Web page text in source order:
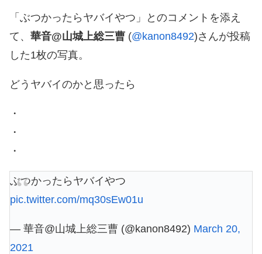
「ぶつかったらヤバイやつ」とのコメントを添え
て、 華音@山城上総三曹 (@kanon8492)さんが投稿
した1枚の写真。
どうヤバイのかと思ったら
・
・
・
ぶつかったらヤバイやつ
pic.twitter.com/mq30sEw01u
— 華音@山城上総三曹 (@kanon8492) March 20,
2021